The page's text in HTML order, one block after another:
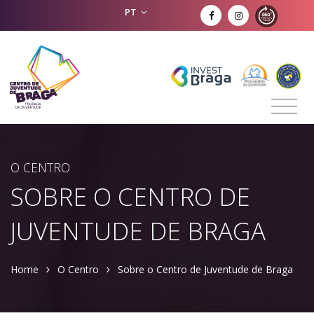
PT
O CENTRO
SOBRE O CENTRO DE
JUVENTUDE DE BRAGA
Home O Centro Sobre o Centro de Juventude de Braga